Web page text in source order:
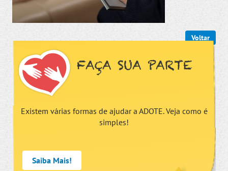
Voltar
FAÇA SUA PARTE
Existem várias formas de ajudar a ADOTE. Veja como é
simples!
Saiba Mais!